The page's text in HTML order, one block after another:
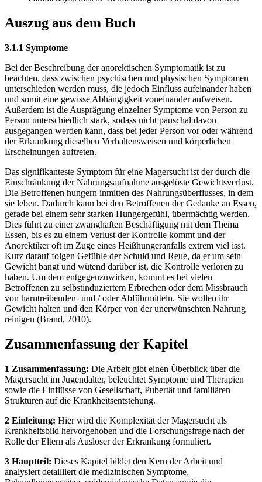
Auszug aus dem Buch
3.1.1 Symptome
Bei der Beschreibung der anorektischen Symptomatik ist zu
beachten, dass zwischen psychischen und physischen Symptomen
unterschieden werden muss, die jedoch Einfluss aufeinander haben
und somit eine gewisse Abhängigkeit voneinander aufweisen.
Außerdem ist die Ausprägung einzelner Symptome von Person zu
Person unterschiedlich stark, sodass nicht pauschal davon
ausgegangen werden kann, dass bei jeder Person vor oder während
der Erkrankung dieselben Verhaltensweisen und körperlichen
Erscheinungen auftreten.
Das signifikanteste Symptom für eine Magersucht ist der durch die
Einschränkung der Nahrungsaufnahme ausgelöste Gewichtsverlust.
Die Betroffenen hungern inmitten des Nahrungsüberflusses, in dem
sie leben. Dadurch kann bei den Betroffenen der Gedanke an Essen,
gerade bei einem sehr starken Hungergefühl, übermächtig werden.
Dies führt zu einer zwanghaften Beschäftigung mit dem Thema
Essen, bis es zu einem Verlust der Kontrolle kommt und der
Anorektiker oft im Zuge eines Heißhungeranfalls extrem viel isst.
Kurz darauf folgen Gefühle der Schuld und Reue, da er um sein
Gewicht bangt und wütend darüber ist, die Kontrolle verloren zu
haben. Um dem entgegenzuwirken, kommt es bei vielen
Betroffenen zu selbstinduziertem Erbrechen oder dem Missbrauch
von harntreibenden- und / oder Abführmitteln. Sie wollen ihr
Gewicht halten und den Körper von der unerwünschten Nahrung
reinigen (Brand, 2010).
Zusammenfassung der Kapitel
1 Zusammenfassung: Die Arbeit gibt einen Überblick über die
Magersucht im Jugendalter, beleuchtet Symptome und Therapien
sowie die Einflüsse von Gesellschaft, Pubertät und familiären
Strukturen auf die Krankheitsentstehung.
2 Einleitung: Hier wird die Komplexität der Magersucht als
Krankheitsbild hervorgehoben und die Forschungsfrage nach der
Rolle der Eltern als Auslöser der Erkrankung formuliert.
3 Hauptteil: Dieses Kapitel bildet den Kern der Arbeit und
analysiert detailliert die medizinischen Symptome,